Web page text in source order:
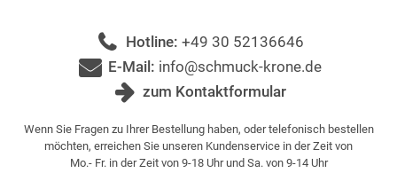
Hotline: +49 30 52136646
E-Mail: info@schmuck-krone.de
zum Kontaktformular
Wenn Sie Fragen zu Ihrer Bestellung haben, oder telefonisch bestellen
möchten, erreichen Sie unseren Kundenservice in der Zeit von
Mo.- Fr. in der Zeit von 9-18 Uhr und Sa. von 9-14 Uhr